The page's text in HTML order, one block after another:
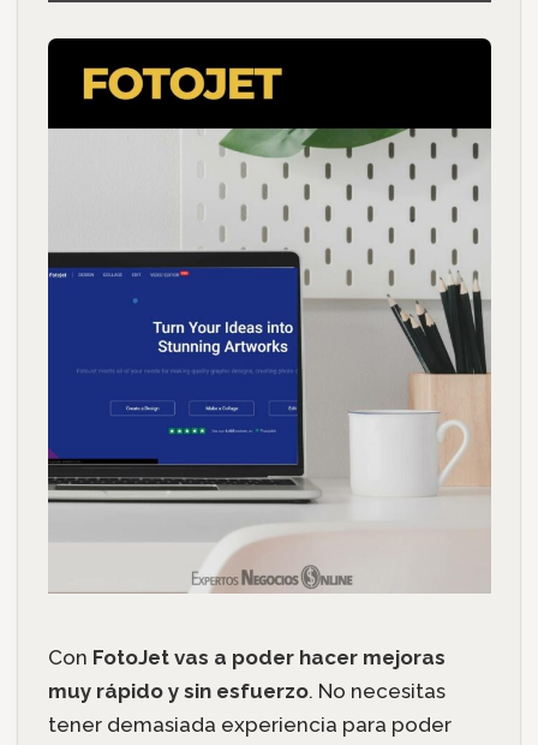
Con FotoJet vas a poder hacer mejoras
muy rápido y sin esfuerzo. No necesitas
tener demasiada experiencia para poder